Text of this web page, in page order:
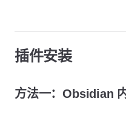
插件安装
方法一：Obsidian